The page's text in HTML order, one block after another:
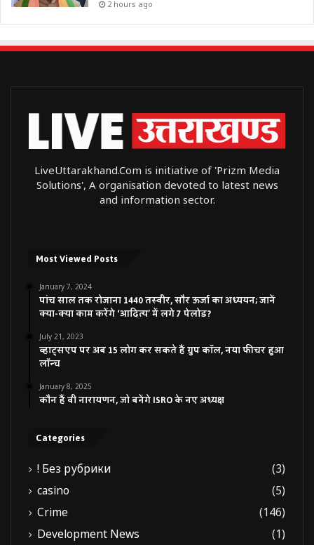
2 hours ago
LiveUttarakhand.Com is initiative of 'Prizm Media
Solutions', A organisation devoted to latest news
and information sector.
Most Viewed Posts
January 7, 2024
पांच साल तक रोजाना 1440 तस्वीर, सौर ऊर्जा का अध्ययन; जानें
क्या-क्या काम करेंगे ‘आदित्य’ में लगे 7 पेलोड?
July 21, 2023
व्हाट्सएप पर अब 15 लोग कर सकते हैं ग्रुप कॉल, नया फीचर हुआ
लॉन्च
January 8, 2025
कौन हैं वी नारायणन, जो बनेंगे ISRO के नए अध्यक्ष
Categories
! Без рубрики
(3)
casino
(5)
Crime
(146)
Development News
(1)